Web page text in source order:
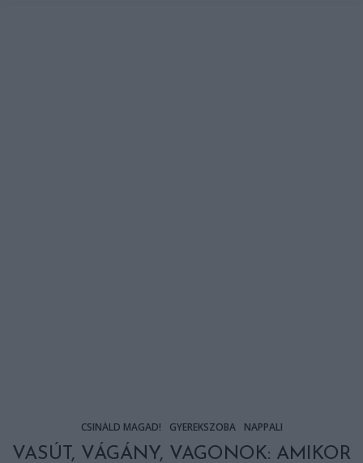
CSINÁLD MAGAD! GYEREKSZOBA NAPPALI
VASÚT, VÁGÁNY, VAGONOK: AMIKOR